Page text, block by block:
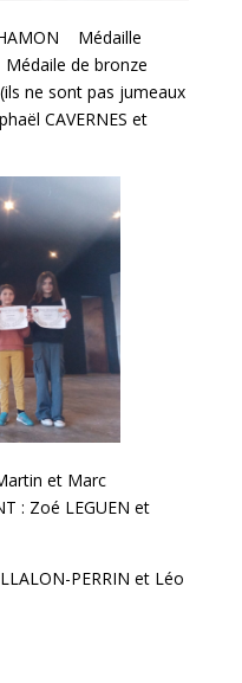
HAMON Médaille
Médaile de bronze
ne sont pas jumeaux
CAVERNES et
et Marc
: Zoé LEGUEN et
PERRIN et Léo